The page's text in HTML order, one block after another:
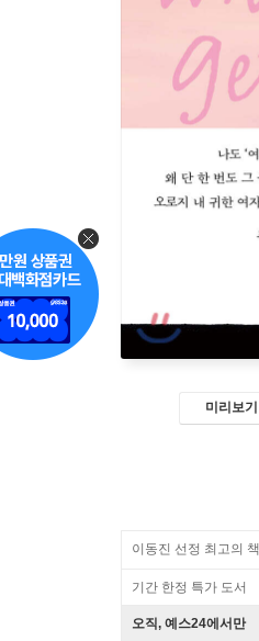
미리보기
이동진 선정 최고의 책
기간 한정 특가 도서
오직, 예스24에서만